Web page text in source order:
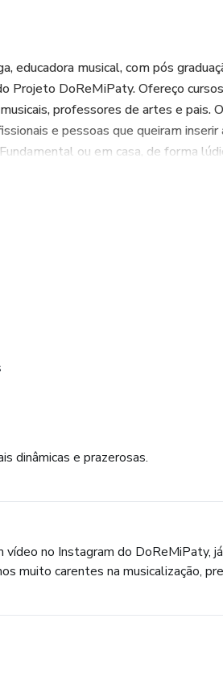
educadora musical, com pós
Projeto DoReMiPaty. Ofereço
professores de artes e
e pessoas que queiram inserir
ou em casa, de forma
dinâmicas e prazerosas.
no Instagram do DoReMiPaty,
muito carentes na musicalização,